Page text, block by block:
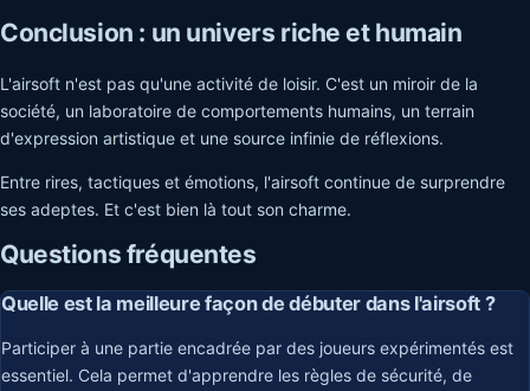
Conclusion : un univers riche et humain
L'airsoft n'est pas qu'une activité de loisir. C'est un miroir de la
société, un laboratoire de comportements humains, un terrain
d'expression artistique et une source infinie de réflexions.
Entre rires, tactiques et émotions, l'airsoft continue de surprendre
ses adeptes. Et c'est bien là tout son charme.
Questions fréquentes
Quelle est la meilleure façon de débuter dans l'airsoft ?
Participer à une partie encadrée par des joueurs expérimentés est
essentiel. Cela permet d'apprendre les règles de sécurité, de